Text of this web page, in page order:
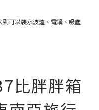
可以裝水波爐、電鍋、吸塵
比胖胖箱